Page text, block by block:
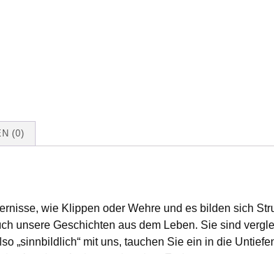
(0)
wie Klippen oder Wehre und es bilden sich
unsere Geschichten aus dem Leben. Sie sind
„sinnbildlich“ mit uns, tauchen Sie ein in die